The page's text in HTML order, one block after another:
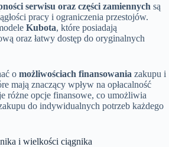
serwisu oraz części zamiennych są
pracy i ograniczenia przestojów.
Kubota, które posiadają
oraz łatwy dostęp do oryginalnych
o możliwościach finansowania zakupu i
mają znaczący wpływ na opłacalność
różne opcje finansowe, co umożliwia
do indywidualnych potrzeb każdego
i wielkości ciągnika